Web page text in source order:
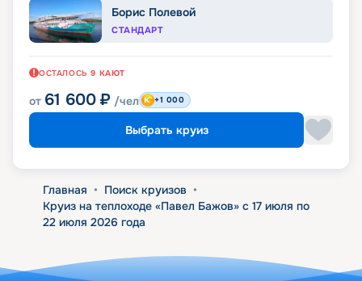
Борис Полевой
СТАНДАРТ
ОСТАЛОСЬ 9 КАЮТ
от 61 600 ₽ /чел +1 000
Выбрать круиз
Главная • Поиск круизов •
Круиз на теплоходе «Павел Бажов» с 17 июля по
22 июля 2026 года